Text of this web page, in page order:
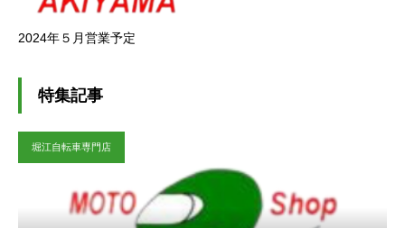
2024年５月営業予定
特集記事
堀江自転車専門店